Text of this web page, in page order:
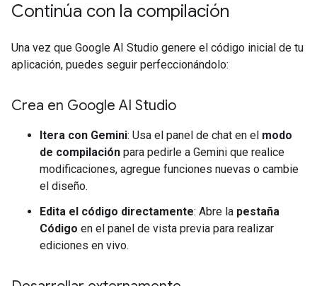
Continúa con la compilación
Una vez que Google AI Studio genere el código inicial de tu
aplicación, puedes seguir perfeccionándolo:
Crea en Google AI Studio
Itera con Gemini: Usa el panel de chat en el modo
de compilación para pedirle a Gemini que realice
modificaciones, agregue funciones nuevas o cambie
el diseño.
Edita el código directamente: Abre la pestaña
Código en el panel de vista previa para realizar
ediciones en vivo.